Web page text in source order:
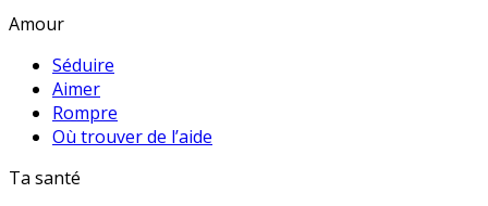
Amour
Séduire
Aimer
Rompre
Où trouver de l’aide
Ta santé